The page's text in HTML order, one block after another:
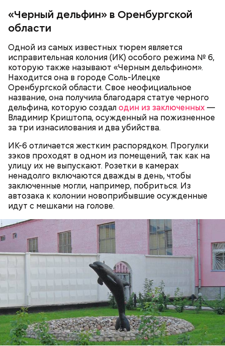
«Черный дельфин» в Оренбургской
области
Одной из самых известных тюрем является
исправительная колония (ИК) особого режима № 6,
которую также называют «Черным дельфином».
Находится она в городе Соль-Илецке
Оренбургской области. Свое неофициальное
название, она получила благодаря статуе черного
дельфина, которую создалодин из заключенных—
Владимир Криштопа, осужденный на пожизненное
за три изнасилования и два убийства.
ИК-6 отличается жестким распорядком. Прогулки
зэков проходят в одном из помещений, так как на
улицу их не выпускают. Розетки в камерах
ненадолго включаются дважды в день, чтобы
заключенные могли, например, побриться. Из
автозака к колонии новоприбывшие осужденные
идут с мешками на голове.
Миссюра планировал заняться
паломничеством
Миссюра постоянно путался в показаниях.
Например, сначала он обвинял в отравлении друга
«недоброжелателей», потом признал вину, а еще
случайностью. В январе 2026 года он извинился
перед жертвами.
смогут зажить, —сожалел он.